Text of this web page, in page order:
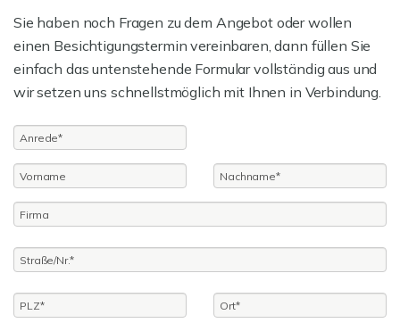
Sie haben noch Fragen zu dem Angebot oder wollen
einen Besichtigungstermin vereinbaren, dann füllen Sie
einfach das untenstehende Formular vollständig aus und
wir setzen uns schnellstmöglich mit Ihnen in Verbindung.